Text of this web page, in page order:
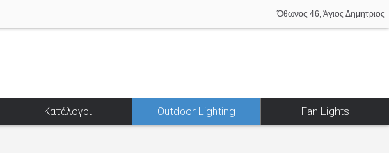
Όθωνος 46, Άγιος Δημήτριος
Κατάλογοι Outdoor Lighting Fan Lights